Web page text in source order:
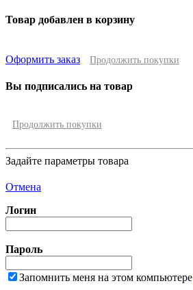
Товар добавлен в корзину
Оформить заказ Продолжить покупки
Вы подписались на товар
Продолжить покупки
Задайте параметры товара
Отмена
Логин
Пароль
Запомнить меня на этом компьютере